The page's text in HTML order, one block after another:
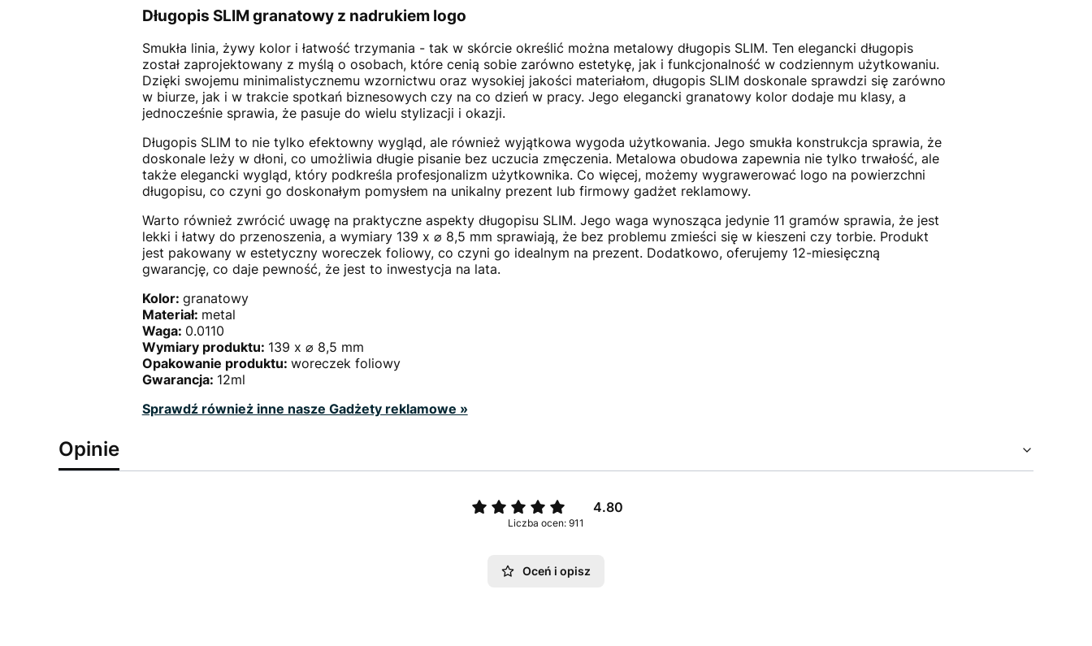
Długopis SLIM granatowy z nadrukiem logo
Smukła linia, żywy kolor i łatwość trzymania - tak w skórcie określić można metalowy długopis SLIM. Ten elegancki długopis
został zaprojektowany z myślą o osobach, które cenią sobie zarówno estetykę, jak i funkcjonalność w codziennym użytkowaniu.
Dzięki swojemu minimalistycznemu wzornictwu oraz wysokiej jakości materiałom, długopis SLIM doskonale sprawdzi się zarówno
w biurze, jak i w trakcie spotkań biznesowych czy na co dzień w pracy. Jego elegancki granatowy kolor dodaje mu klasy, a
jednocześnie sprawia, że pasuje do wielu stylizacji i okazji.
Długopis SLIM to nie tylko efektowny wygląd, ale również wyjątkowa wygoda użytkowania. Jego smukła konstrukcja sprawia, że
doskonale leży w dłoni, co umożliwia długie pisanie bez uczucia zmęczenia. Metalowa obudowa zapewnia nie tylko trwałość, ale
także elegancki wygląd, który podkreśla profesjonalizm użytkownika. Co więcej, możemy wygrawerować logo na powierzchni
długopisu, co czyni go doskonałym pomysłem na unikalny prezent lub firmowy gadżet reklamowy.
Warto również zwrócić uwagę na praktyczne aspekty długopisu SLIM. Jego waga wynosząca jedynie 11 gramów sprawia, że jest
lekki i łatwy do przenoszenia, a wymiary 139 x ⌀ 8,5 mm sprawiają, że bez problemu zmieści się w kieszeni czy torbie. Produkt
jest pakowany w estetyczny woreczek foliowy, co czyni go idealnym na prezent. Dodatkowo, oferujemy 12-miesięczną
gwarancję, co daje pewność, że jest to inwestycja na lata.
Kolor: granatowy
Materiał: metal
Waga: 0.0110
Wymiary produktu: 139 x ⌀ 8,5 mm
Opakowanie produktu: woreczek foliowy
Gwarancja: 12ml
Sprawdź również inne nasze Gadżety reklamowe »
Opinie
4.80
Liczba ocen: 911
Oceń i opisz